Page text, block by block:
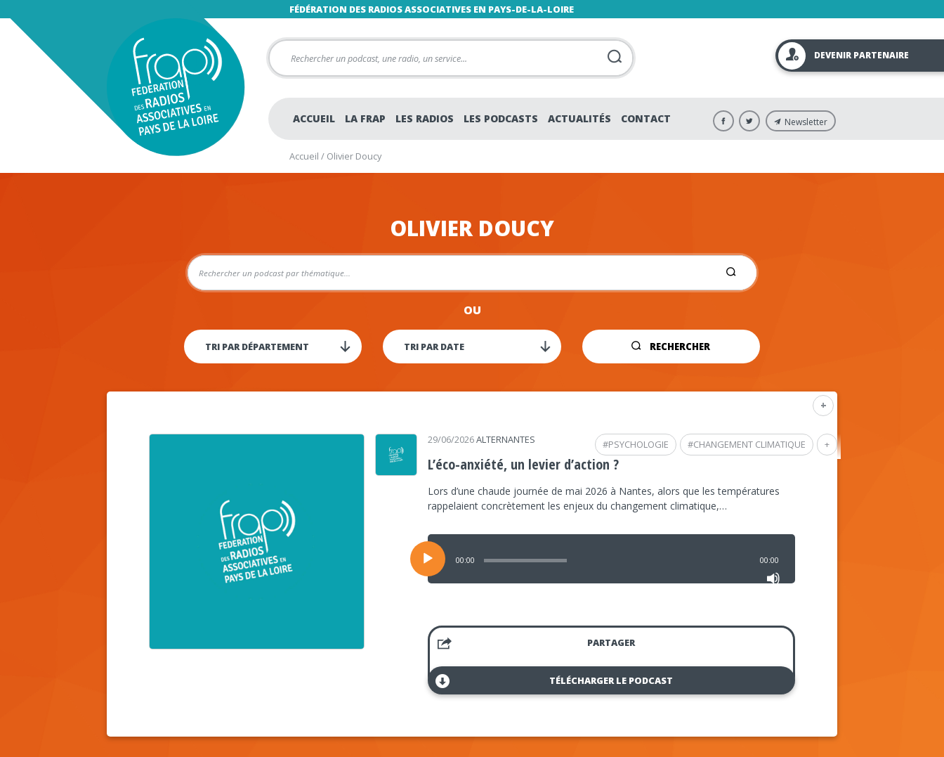
FÉDÉRATION DES RADIOS ASSOCIATIVES EN PAYS-DE-LA-LOIRE
DEVENIR PARTENAIRE
ACCUEIL LA FRAP LES RADIOS LES PODCASTS ACTUALITÉS CONTACT Newsletter
Accueil / Olivier Doucy
OLIVIER DOUCY
OU
RECHERCHER
+
+
#CHANGEMENT CLIMATIQUE
#PSYCHOLOGIE
29/06/2026ALTERNANTES
L’éco-anxiété, un levier d’action ?
Lors d’une chaude journée de mai 2026 à Nantes, alors que les températures
rappelaient concrètement les enjeux du changement climatique,…
Lecteur
audio
00:00 00:00
PARTAGER
TÉLÉCHARGER LE PODCAST